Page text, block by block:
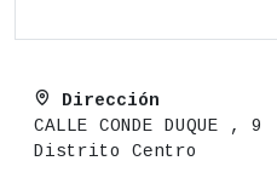
Dirección
CALLE CONDE DUQUE , 9
Distrito Centro